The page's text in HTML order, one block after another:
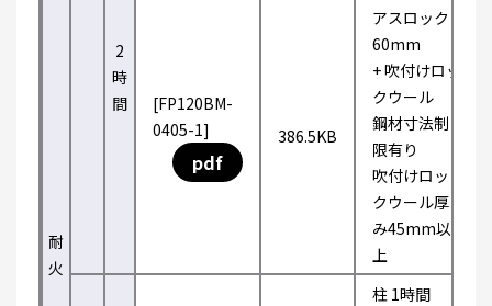
耐
火
2
時
間
[FP120BM-
0405-1]
pdf
386.5KB
アスロック
60mm
+ 吹付けロッ
クウール
鋼材寸法制
限有り
吹付けロッ
クウール厚
み45mm以
上
柱 1時間